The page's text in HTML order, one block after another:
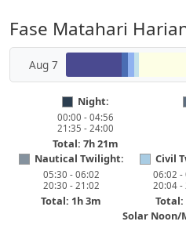
Fase Matahari
Aug 7
Night:
00:00 - 04:56
21:35 - 24:00
Total: 7h 21m
Nautical Twilight:
05:30 - 06:02
20:30 - 21:02
Total: 1h 3m
Civil
06:02 -
20:04 -
Total:
Solar Noon/